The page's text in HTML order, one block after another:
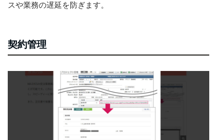
スや業務の遅延を防ぎます。
契約管理